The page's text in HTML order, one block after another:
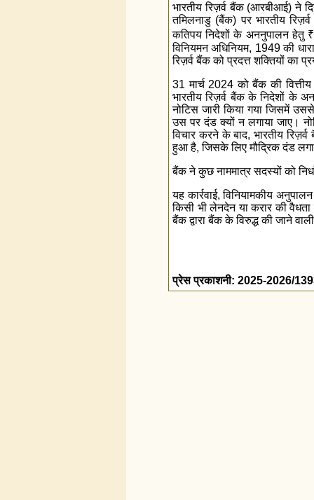
भारतीय रिज़र्व बैंक (आरबीआई) ने
तमिलनाडु (बैंक) पर भारतीय
कतिपय निदेशों के अननुपालन हेतु ₹
विनियमन अधिनियम, 1949 की
रिज़र्व बैंक को प्रदत्त शक्तियों का
31 मार्च 2024 को बैंक की वित्तीय
भारतीय रिज़र्व बैंक के निदेशों के
नोटिस जारी किया गया जिसमें
उस पर दंड क्यों न लगाया जाए।
विचार करने के बाद, भारतीय
हुआ है, जिसके लिए मौद्रिक दंड
बैंक ने कुछ नाममात्र सदस्यों को
यह कार्रवाई, विनियामकीय
किसी भी लेनदेन या करार की
बैंक द्वारा बैंक के विरुद्ध की जाने
प्रेस प्रकाशनी: 2025-2026/